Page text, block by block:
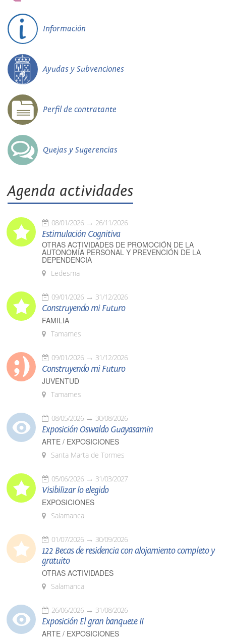
Información
Ayudas y Subvenciones
Perfil de contratante
Quejas y Sugerencias
Agenda actividades
08/01/2026 26/11/2026
Estimulación Cognitiva
OTRAS ACTIVIDADES DE PROMOCIÓN DE LA
AUTONOMÍA PERSONAL Y PREVENCIÓN DE LA
DEPENDENCIA
Ledesma
09/01/2026 31/12/2026
Construyendo mi Futuro
FAMILIA
Tamames
09/01/2026 31/12/2026
Construyendo mi Futuro
JUVENTUD
Tamames
08/05/2026 30/08/2026
Exposición Oswaldo Guayasamín
ARTE / EXPOSICIONES
Santa Marta de Tormes
05/06/2026 31/03/2027
Visibilizar lo elegido
EXPOSICIONES
Salamanca
01/07/2026 30/09/2026
122 Becas de residencia con alojamiento completo y
gratuito
OTRAS ACTIVIDADES
Salamanca
26/06/2026 31/08/2026
Exposición El gran banquete II
ARTE / EXPOSICIONES